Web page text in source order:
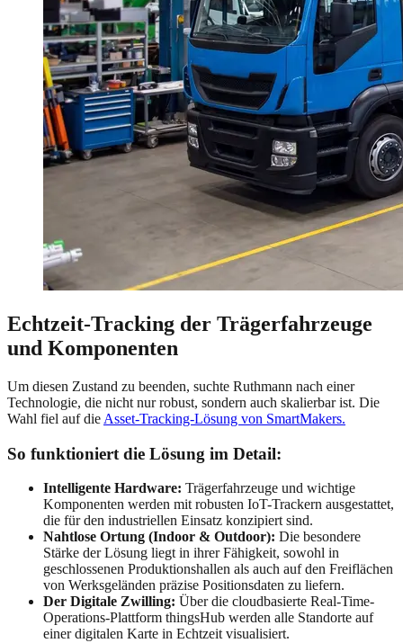
Echtzeit-Tracking der Trägerfahrzeuge
und Komponenten
Um diesen Zustand zu beenden, suchte Ruthmann nach einer
Technologie, die nicht nur robust, sondern auch skalierbar ist. Die
Wahl fiel auf die Asset-Tracking-Lösung von SmartMakers.
So funktioniert die Lösung im Detail:
Intelligente Hardware: Trägerfahrzeuge und wichtige
Komponenten werden mit robusten IoT-Trackern ausgestattet,
die für den industriellen Einsatz konzipiert sind.
Nahtlose Ortung (Indoor & Outdoor): Die besondere
Stärke der Lösung liegt in ihrer Fähigkeit, sowohl in
geschlossenen Produktionshallen als auch auf den Freiflächen
von Werksgeländen präzise Positionsdaten zu liefern.
Der Digitale Zwilling: Über die cloudbasierte Real-Time-
Operations-Plattform thingsHub werden alle Standorte auf
einer digitalen Karte in Echtzeit visualisiert.